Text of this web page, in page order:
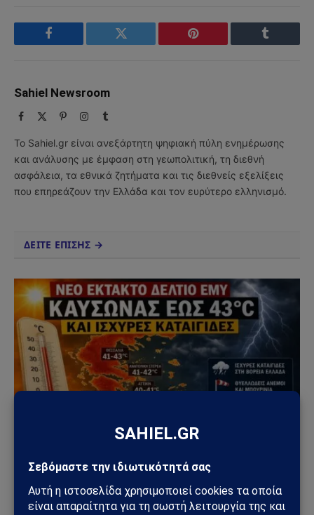
Facebook Twitter Pinterest Tumblr
Sahiel Newsroom
Facebook PinterestInstagram
Tumblr
Το Sahiel.gr είναι ανεξάρτητη ψηφιακή πύλη ενημέρωσης
και ανάλυσης με έμφαση στη γεωπολιτική, τη διεθνή
ασφάλεια, τα εθνικά ζητήματα και τις διεθνείς εξελίξεις
που επηρεάζουν την Ελλάδα και τον ευρύτερο ελληνισμό.
ΔΕΙΤΕ ΕΠΙΣΗΣ →
Νέο έκτακτο δελτίο ΕΜΥ: Καύσωνας έως 43°C και
ισχυρές καταιγίδες – Οι περιοχές που βρίσκονται
στο επίκεντρο